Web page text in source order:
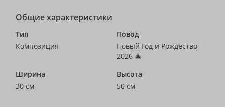
Общие характеристики
Тип
Композиция
Повод
Новый Год и Рождество
2026 🎄
Ширина
30 см
Высота
50 см